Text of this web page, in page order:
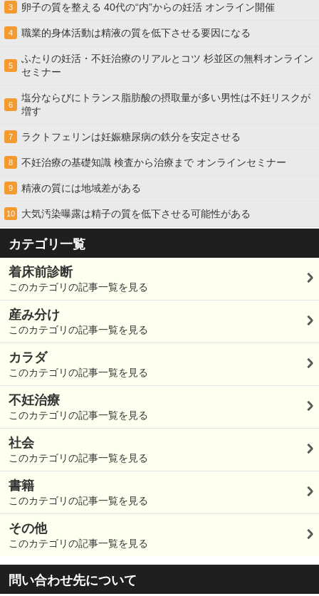
3 卵子の質を整える 40代の“内”からの妊活 オンライン開催
4 職業的身体活動は精液の質を低下させる要因になる
5
ふたりの妊活・不妊治療のリアルとコツ 杉並区の無料オンライン
セミナー
6
塩分ならびにトランス脂肪酸の摂取量が多い男性は不妊リスクが
増す
7 ラクトフェリンは妊娠糖尿病の鉄分を安定させる
8 不妊治療の基礎知識 検査から治療まで オンラインセミナー
9 精液の質には地域差がある
10 大気汚染曝露は精子の質を低下させる可能性がある
カテゴリ一覧
着床前診断
このカテゴリの記事一覧を見る
産み分け
このカテゴリの記事一覧を見る
カラダ
このカテゴリの記事一覧を見る
不妊治療
このカテゴリの記事一覧を見る
社会
このカテゴリの記事一覧を見る
書籍
このカテゴリの記事一覧を見る
その他
このカテゴリの記事一覧を見る
問い合わせ先について